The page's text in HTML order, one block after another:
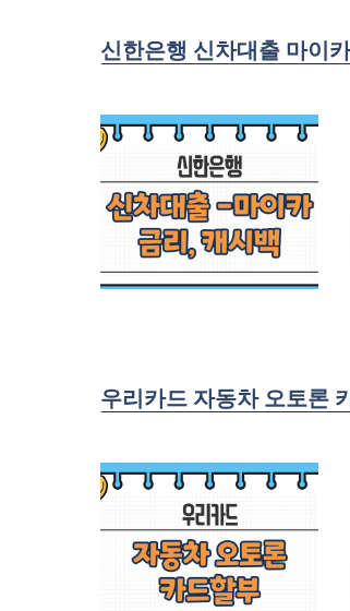
신한은행 신차대출 마이
우리카드 자동차 오토론